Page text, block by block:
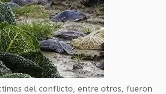
del conflicto, entre otros, fueron